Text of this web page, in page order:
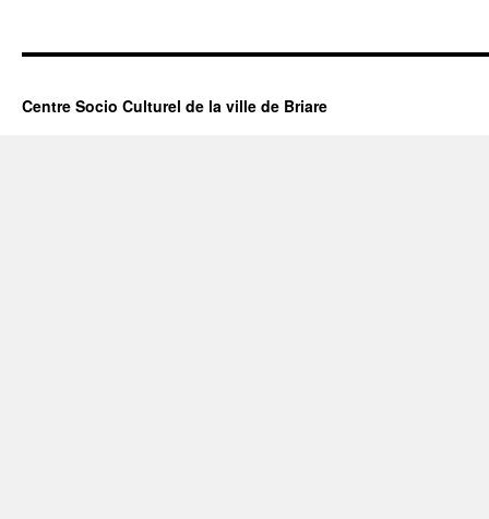
Centre Socio Culturel de la ville de Briare